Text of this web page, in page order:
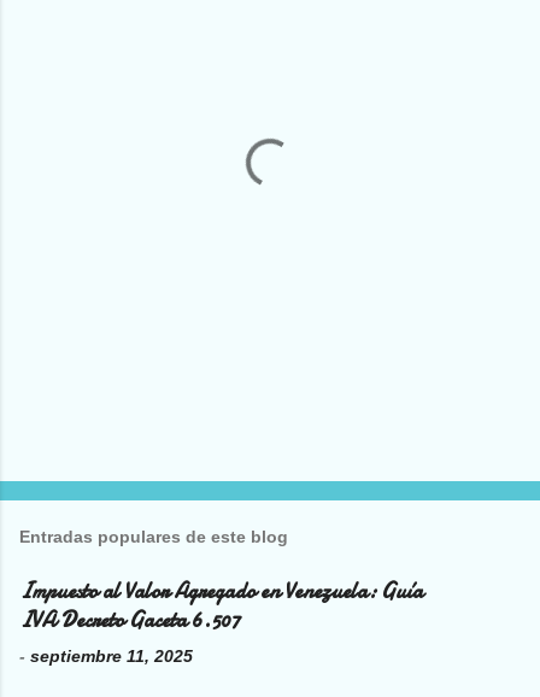
Entradas populares de este blog
Impuesto al Valor Agregado en Venezuela: Guía
IVA Decreto Gaceta 6.507
- septiembre 11, 2025